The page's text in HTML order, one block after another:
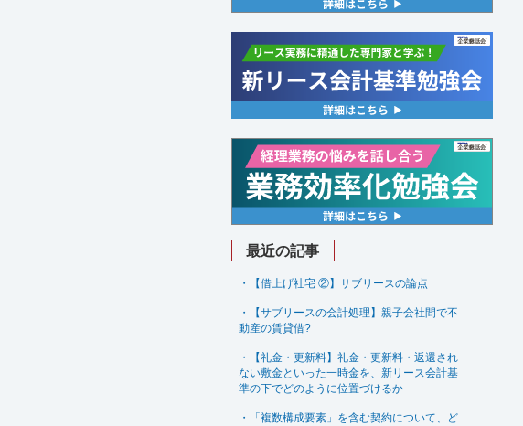
最近の記事
・【借上げ社宅 ②】サブリースの論点
・【サブリースの会計処理】親子会社間で不
動産の賃貸借?
・【礼金・更新料】礼金・更新料・返還され
ない敷金といった一時金を、新リース会計基
準の下でどのように位置づけるか
・「複数構成要素」を含む契約について、ど